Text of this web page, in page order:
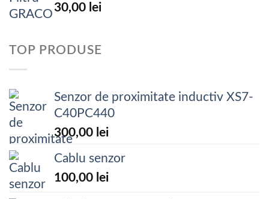
30,00 lei
TOP PRODUSE
Senzor de proximitate inductiv XS7-
C40PC440
300,00 lei
Cablu senzor
100,00 lei